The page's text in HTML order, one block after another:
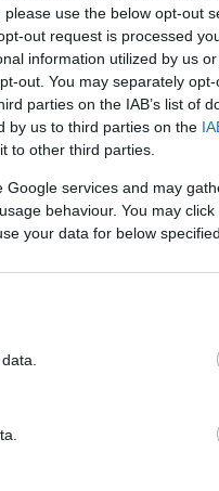
use the below opt-out
out request is processed
information utilized by us
out. You may separately
parties on the IAB’s list of
by us to third parties on the
to other third parties.
services and may
behaviour. You may
your data for below
ένας εξ αυτών
δεύτερος γύρος,
κύρια και την
της αποχής
τάση αποχής
από τα στοιχεία
ανήλθε στο
γύρου ήταν